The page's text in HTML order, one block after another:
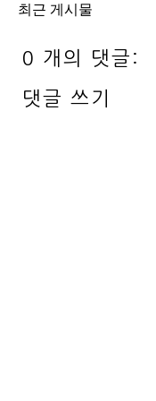
최근 게시물
0 개의 댓글:
댓글 쓰기